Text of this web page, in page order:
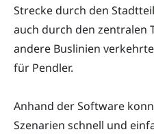
Strecke durch den Stadtteil
auch durch den zentralen
andere Buslinien
für Pendler.
Anhand der Software
Szenarien schnell und